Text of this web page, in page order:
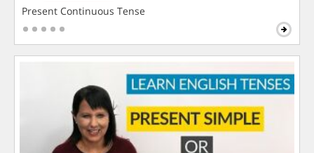
Present Continuous Tense